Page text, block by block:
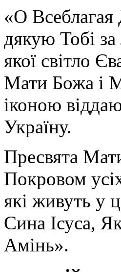
«О Всеблагая
дякую Тобі за
якої світло
Мати Божа і
іконою
Україну.
Пресвята
Покровом
які живуть у
Сина Ісуса,
Амінь».